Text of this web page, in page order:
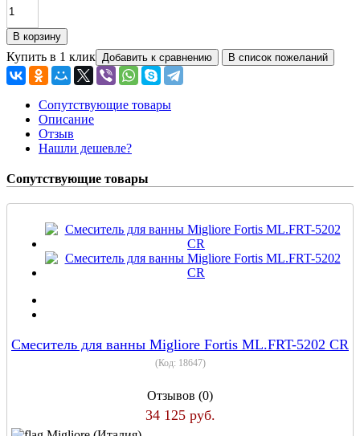
Купить в 1 клик
Сопутствующие товары
Описание
Отзыв
Нашли дешевле?
Сопутствующие товары
Смеситель для ванны Migliore Fortis ML.FRT-5202 CR
(Код: 18647)
Отзывов (0)
34 125 руб.